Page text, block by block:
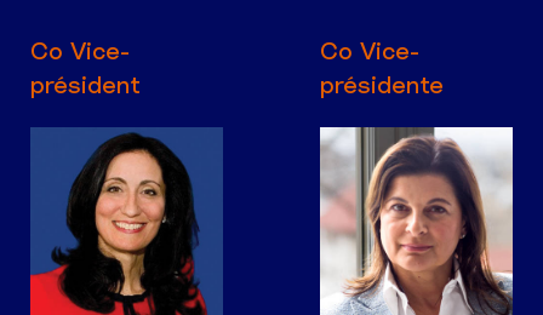
Co Vice-
président
Co Vice-
présidente